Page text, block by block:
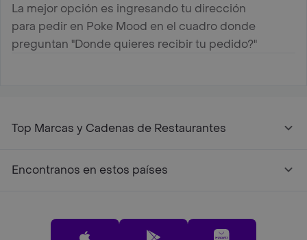
La mejor opción es ingresando tu dirección
para pedir en Poke Mood en el cuadro donde
preguntan "Donde quieres recibir tu pedido?"
Top Marcas y Cadenas de Restaurantes
Encontranos en estos países